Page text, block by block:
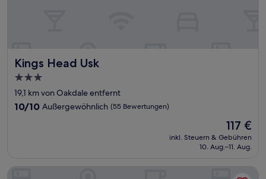
Kings Head Usk
Kings Head Usk
3.0-
Sterne-
Unterkunft
19,1 km von Oakdale entfernt
10.0
10/10 Außergewöhnlich (55 Bewertungen)
Der
Preis
beträgt
117 €
inkl. Steuern & Gebühren
10. Aug.–11. Aug.
The Beacon Hotel, Cardiff, Part of the AG Collection